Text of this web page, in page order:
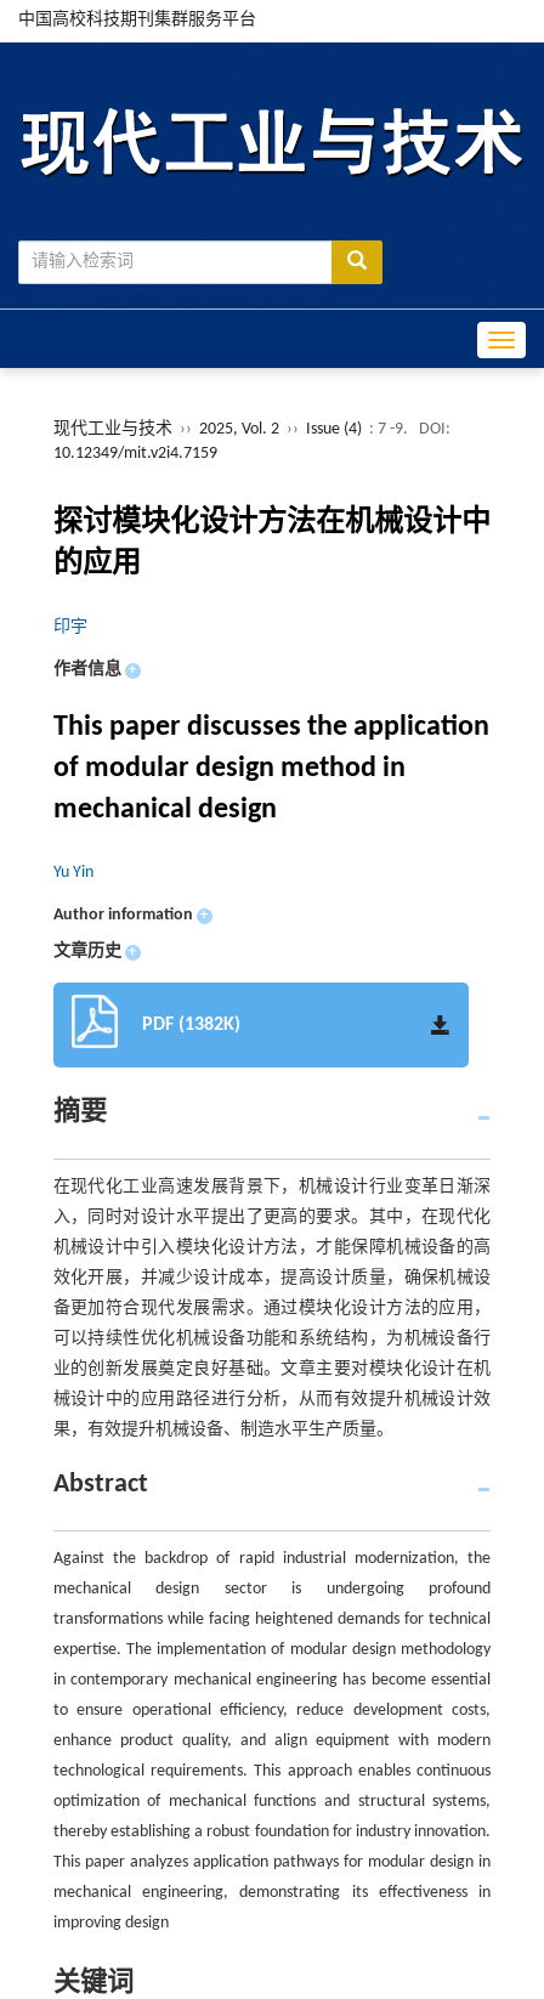
中国高校科技期刊集群服务平台
现代工业与技术 ›› 2025, Vol. 2 ›› Issue (4) : 7 -9.
DOI:
10.12349/mit.v2i4.7159
探讨模块化设计方法在机械设计中
的应用
印宇
作者信息 +
This paper discusses the application
of modular design method in
mechanical design
Yu Yin
Author information +
文章历史 +
PDF (1382K)
摘要
在现代化工业高速发展背景下，机械设计行业变革日渐深
入，同时对设计水平提出了更高的要求。其中，在现代化
机械设计中引入模块化设计方法，才能保障机械设备的高
效化开展，并减少设计成本，提高设计质量，确保机械设
备更加符合现代发展需求。通过模块化设计方法的应用，
可以持续性优化机械设备功能和系统结构，为机械设备行
业的创新发展奠定良好基础。文章主要对模块化设计在机
械设计中的应用路径进行分析，从而有效提升机械设计效
果，有效提升机械设备、制造水平生产质量。
Abstract
Against the backdrop of rapid industrial modernization, the
mechanical design sector is undergoing profound
transformations while facing heightened demands for technical
expertise. The implementation of modular design methodology
in contemporary mechanical engineering has become essential
to ensure operational efficiency, reduce development costs,
enhance product quality, and align equipment with modern
technological requirements. This approach enables continuous
optimization of mechanical functions and structural systems,
thereby establishing a robust foundation for industry innovation.
This paper analyzes application pathways for modular design in
mechanical engineering, demonstrating its effectiveness in
improving design
关键词